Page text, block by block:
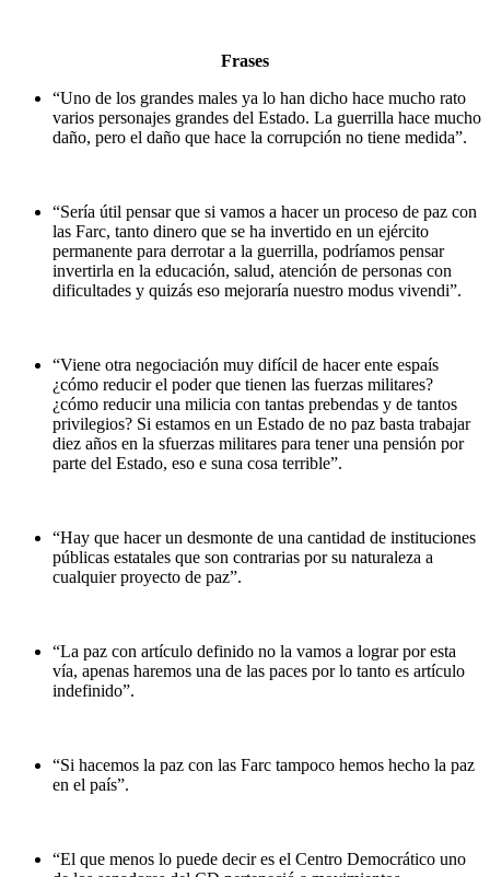
Frases
“Uno de los grandes males ya lo han dicho hace mucho rato
varios personajes grandes del Estado. La guerrilla hace mucho
daño, pero el daño que hace la corrupción no tiene medida”.
“Sería útil pensar que si vamos a hacer un proceso de paz con
las Farc, tanto dinero que se ha invertido en un ejército
permanente para derrotar a la guerrilla, podríamos pensar
invertirla en la educación, salud, atención de personas con
dificultades y quizás eso mejoraría nuestro modus vivendi”.
“Viene otra negociación muy difícil de hacer ente espaís
¿cómo reducir el poder que tienen las fuerzas militares?
¿cómo reducir una milicia con tantas prebendas y de tantos
privilegios? Si estamos en un Estado de no paz basta trabajar
diez años en la sfuerzas militares para tener una pensión por
parte del Estado, eso e suna cosa terrible”.
“Hay que hacer un desmonte de una cantidad de instituciones
públicas estatales que son contrarias por su naturaleza a
cualquier proyecto de paz”.
“La paz con artículo definido no la vamos a lograr por esta
vía, apenas haremos una de las paces por lo tanto es artículo
indefinido”.
“Si hacemos la paz con las Farc tampoco hemos hecho la paz
en el país”.
“El que menos lo puede decir es el Centro Democrático uno